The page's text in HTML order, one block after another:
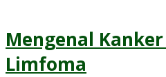
Mengenal Kanker
Limfoma